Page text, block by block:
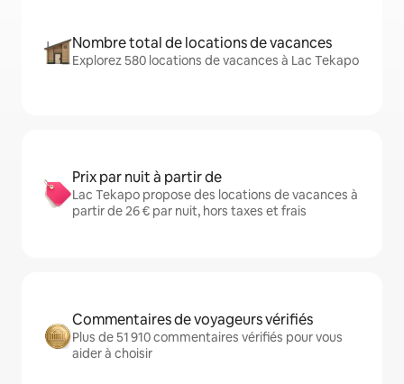
Nombre total de locations de vacances
Explorez 580 locations de vacances à Lac Tekapo
Prix par nuit à partir de
Lac Tekapo propose des locations de vacances à
partir de 26 € par nuit, hors taxes et frais
Commentaires de voyageurs vérifiés
Plus de 51 910 commentaires vérifiés pour vous
aider à choisir